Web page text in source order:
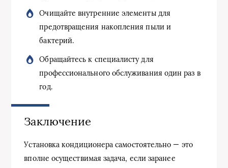
Очищайте внутренние элементы для
предотвращения накопления пыли и
бактерий.
Обращайтесь к специалисту для
профессионального обслуживания один раз в
год.
Заключение
Установка кондиционера самостоятельно — это
вполне осуществимая задача, если заранее